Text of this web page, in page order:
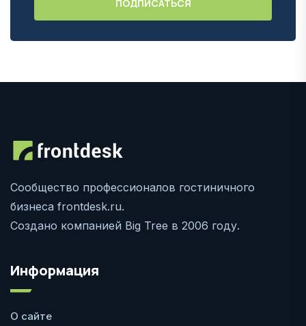
Сообщество профессионалов гостиничного
бизнеса frontdesk.ru.
Создано компанией Big Tree в 2006 году.
Информация
О сайте